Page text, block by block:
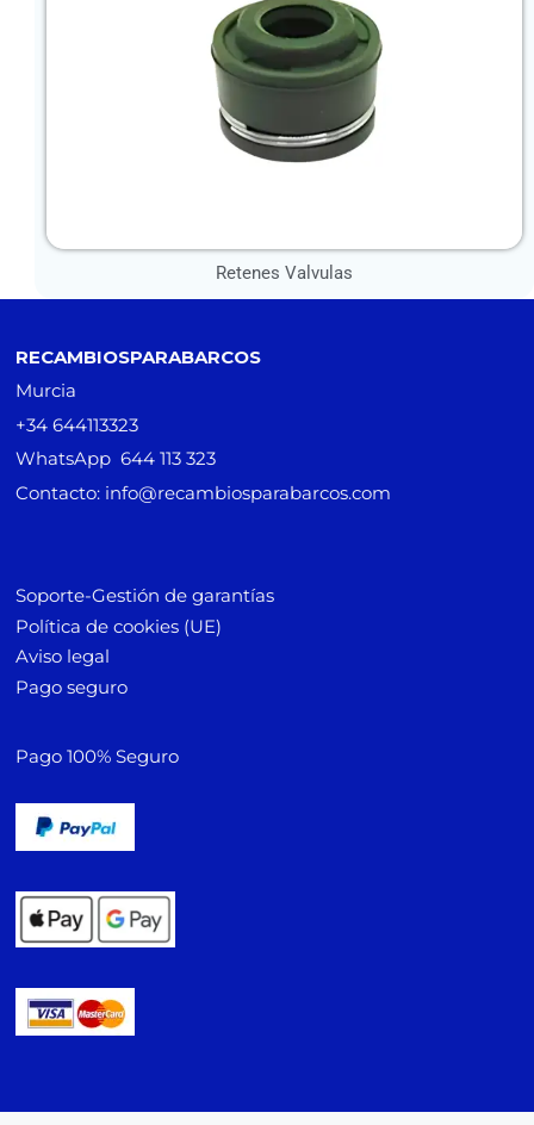
Retenes Valvulas
RECAMBIOSPARABARCOS
Murcia
+34 644113323
WhatsApp 644 113 323
Contacto: info@recambiosparabarcos.com
Soporte-Gestión de garantías
Política de cookies (UE)
Aviso legal
Pago seguro
Pago 100% Seguro